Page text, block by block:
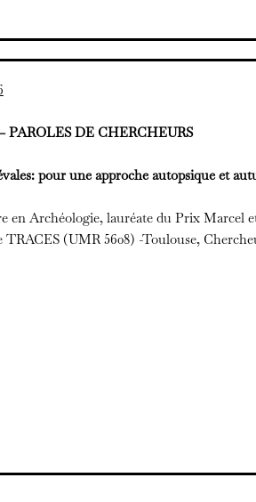
PAROLES DE CHERCHEURS
pour une approche autopsique et
en Archéologie, lauréate du Prix Marcel
(UMR 5608) -Toulouse,